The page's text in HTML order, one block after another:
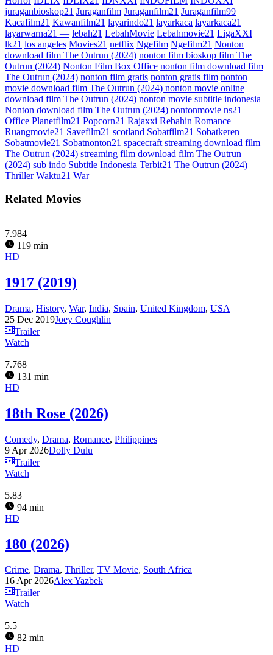
juraganbioskop21 Juraganfilm Juraganfilm21 Juraganfilm99
Kacafilm21 Kawanfilm21 layarindo21 layarkaca layarkaca21
layarwarna21 — lebah21 LebahMovie Lebahmovie21 LigaXXI
lk21 los angeles Movies21 netflix Ngefilm Ngefilm21 Nonton
download film The Outrun (2024) nonton film bioskop film The
Outrun (2024) Nonton Film Box Office nonton film download film
The Outrun (2024) nonton film gratis nonton gratis film nonton
movie download film The Outrun (2024) nonton movie online
download film The Outrun (2024) nonton movie subtitle indonesia
Nonton download film The Outrun (2024) nontonmovie ns21
Office Planetfilm21 Popcorn21 Rajaxxi Rebahin Romance
Ruangmovie21 Savefilm21 scotland Sobatfilm21 Sobatkeren
Sobatmovie21 Sobatnonton21 spacecraft streaming download film
The Outrun (2024) streaming film download film The Outrun
(2024) sub indo Subtitle Indonesia Terbit21 The Outrun (2024)
Thriller Waktu21 War
Related Movies
7.984
119 min
HD
1917 (2019)
Drama, History, War, India, Spain, United Kingdom, USA
25 Dec 2019Joey Coughlin
Trailer
Watch
7.768
131 min
HD
18th Rose (2026)
Comedy, Drama, Romance, Philippines
9 Apr 2026Dolly Dulu
Trailer
Watch
5.83
94 min
HD
180 (2026)
Crime, Drama, Thriller, TV Movie, South Africa
16 Apr 2026Alex Yazbek
Trailer
Watch
5.5
82 min
HD